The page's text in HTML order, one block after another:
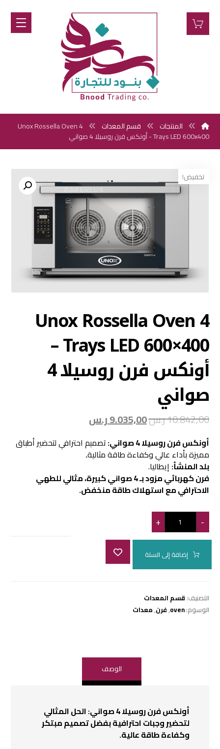
المنتجات قسم المعدات
Unox Rossella Oven 4
Trays LED 600x400 - أونكس فرن روسيلا 4 صواني
تخفيض!
Unox Rossella Oven 4
Trays LED 600×400 –
أونكس فرن روسيلا 4
صواني
10.842,00ر.س9.035,00ر.س
أونكس فرن روسيلا 4 صواني:
تصميم احترافي لتحضير أطباق
مميزة بأداء عالي وكفاءة طاقة مثالية.
بلد المنشأ: إيطاليا.
فرن كهربائي مزود بـ 4 صواني كبيرة، مثالي للطهي
الاحترافي مع استهلاك طاقة منخفض.
-
+
إضافة إلى السلة
التصنيف: قسم المعدات
الوسوم:oven
,فرن,معدات
الوصف
أونكس فرن روسيلا 4 صواني: الحل المثالي
لتحضير وجبات احترافية بفضل تصميم مبتكر
وكفاءة طاقة عالية.